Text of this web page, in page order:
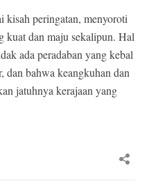
kisah peringatan, menyoroti
kuat dan maju sekalipun. Hal
ada peradaban yang kebal
dan bahwa keangkuhan dan
jatuhnya kerajaan yang